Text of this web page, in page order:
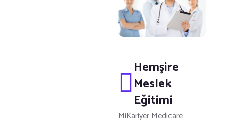
Hemşire
Meslek
Eğitimi
MiKariyer Medicare